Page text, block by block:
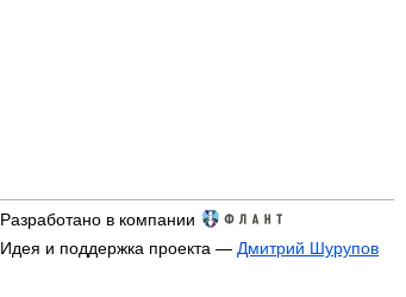
Разработано в компании
Идея и поддержка проекта — Дмитрий Шурупов